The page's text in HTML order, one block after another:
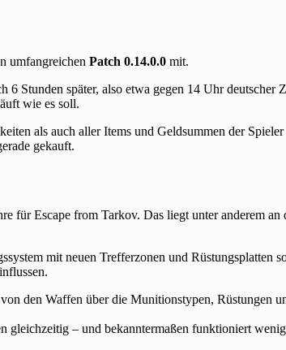
umfangreichen Patch 0.14.0.0 mit.
Stunden später, also etwa gegen 14 Uhr
wie es soll.
als auch aller Items und Geldsummen der
gekauft.
für Escape from Tarkov. Das liegt unter anderem
mit neuen Trefferzonen und Rüstungsplatten
den Waffen über die Munitionstypen, Rüstungen
gleichzeitig – und bekanntermaßen funktioniert